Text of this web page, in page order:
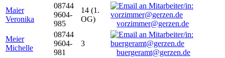
Maier
Veronika
08744
9604-
985
14 (1.
OG)
vorzimmer@gerzen.de
Meier
Michelle
08744
9604-
981
3
buergeramt@gerzen.de